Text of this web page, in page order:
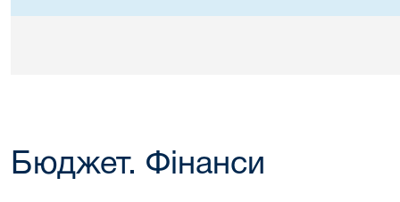
Бюджет. Фінанси